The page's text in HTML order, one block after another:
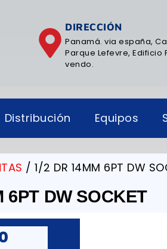
DIRECCIÓN
Panamá. via españa,
Parque Lefevre, Edificio
vendo.
Distribución Equipos
/ 1/2 DR 14MM 6PT DW
6PT DW SOCKET